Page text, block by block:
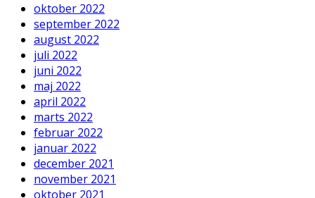
oktober 2022
september 2022
august 2022
juli 2022
juni 2022
maj 2022
april 2022
marts 2022
februar 2022
januar 2022
december 2021
november 2021
oktober 2021